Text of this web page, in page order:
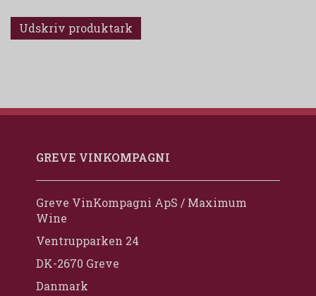
Udskriv produktark
GREVE VINKOMPAGNI
Greve VinKompagni ApS / Maximum
Wine
Ventrupparken 24
DK-2670 Greve
Danmark